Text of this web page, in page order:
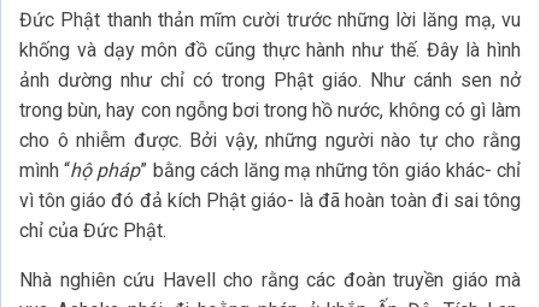
Đức Phật thanh thản mĩm cười trước những lời lăng mạ, vu
khống và dạy môn đồ cũng thực hành như thế. Đây là hình
ảnh dường như chỉ có trong Phật giáo. Như cánh sen nở
trong bùn, hay con ngỗng bơi trong hồ nước, không có gì làm
cho ô nhiễm được. Bởi vậy, những người nào tự cho rằng
mình “hộ pháp” bằng cách lăng mạ những tôn giáo khác- chỉ
vì tôn giáo đó đả kích Phật giáo- là đã hoàn toàn đi sai tông
chỉ của Đức Phật.
Nhà nghiên cứu Havell cho rằng các đoàn truyền giáo mà